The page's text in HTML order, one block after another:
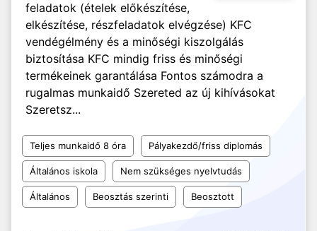
feladatok (ételek előkészítése,
elkészítése, részfeladatok elvégzése) KFC
vendégélmény és a minőségi kiszolgálás
biztosítása KFC mindig friss és minőségi
termékeinek garantálása Fontos számodra a
rugalmas munkaidő Szereted az új kihívásokat
Szeretsz...
Teljes munkaidő 8 óra Pályakezdő/friss diplomás
Általános iskola Nem szükséges nyelvtudás
Általános Beosztás szerinti Beosztott